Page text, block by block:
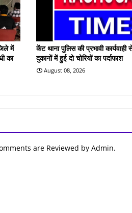
में
का
केंट थाना पुलिस की प्रभावी कार्यवाही
दुकानों में हुई दो चोरियों का पर्दाफाश
August 08, 2026
are Reviewed by Admin.